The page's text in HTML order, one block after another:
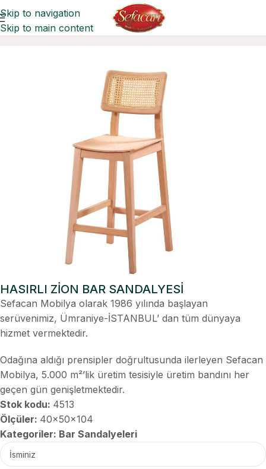
Skip to navigation
Skip to main content
Ana Sayfa Bar Sandalyeleri
HASIRLI ZİON BAR SANDALYESİ
Sefacan Mobilya olarak 1986 yılında başlayan
serüvenimiz, Ümraniye-İSTANBUL’ dan tüm dünyaya
hizmet vermektedir.
Odağına aldığı prensipler doğrultusunda ilerleyen Sefacan
Mobilya, 5.000 m²’lik üretim tesisiyle üretim bandını her
geçen gün genişletmektedir.
Stok kodu: 4513
Ölçüler: 40x50x104
Kategoriler: Bar Sandalyeleri